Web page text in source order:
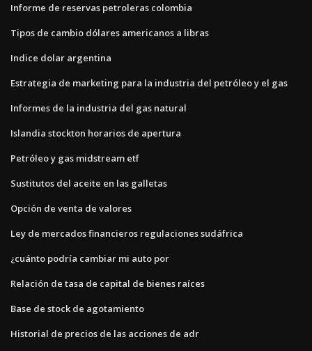
Informe de reservas petroleras colombia
Tipos de cambio dólares americanos a libras
Indice dolar argentina
Estrategia de marketing para la industria del petróleo y el gas
Informes de la industria del gas natural
Islandia stockton horarios de apertura
Petróleo y gas midstream etf
Sustitutos del aceite en las galletas
Opción de venta de valores
Ley de mercados financieros regulaciones sudáfrica
¿cuánto podría cambiar mi auto por
Relación de tasa de capital de bienes raíces
Base de stock de agotamiento
Historial de precios de las acciones de adr